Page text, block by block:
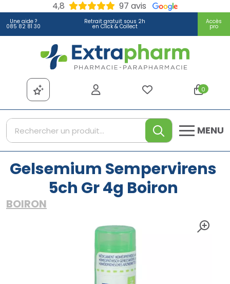
4,8 97 avis
Une aide ?
085 82 81 30
Retrait gratuit sous 2h
en Click & Collect
Accès
pro
Extrapharm Votre
0
MENU
Gelsemium Sempervirens
5ch Gr 4g Boiron
BOIRON